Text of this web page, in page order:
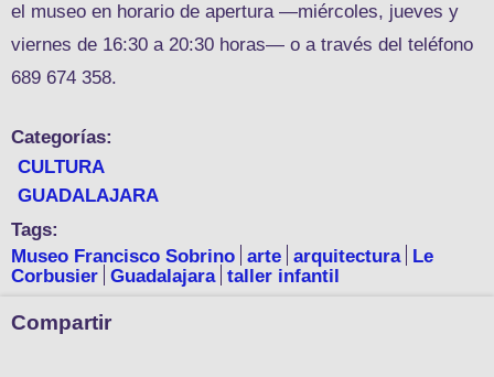
el museo en horario de apertura —miércoles, jueves y
viernes de 16:30 a 20:30 horas— o a través del teléfono
689 674 358.
Categorías:
CULTURA
GUADALAJARA
Tags:
Museo Francisco Sobrino arte arquitectura
Le
Corbusier Guadalajara taller infantil
Compartir